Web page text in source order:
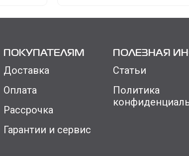
ПОКУПАТЕЛЯМ
Доставка
Оплата
Рассрочка
Гарантии и сервис
ПОЛЕЗНАЯ
Статьи
Политика